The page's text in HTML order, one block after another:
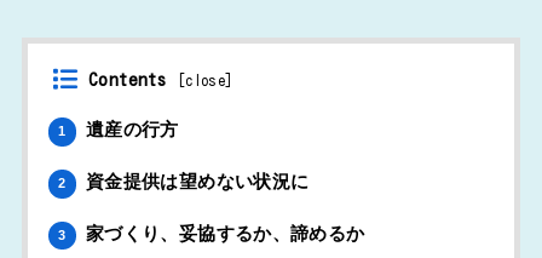
Contents close
1 遺産の行方
2 資金提供は望めない状況に
3 家づくり、妥協するか、諦めるか